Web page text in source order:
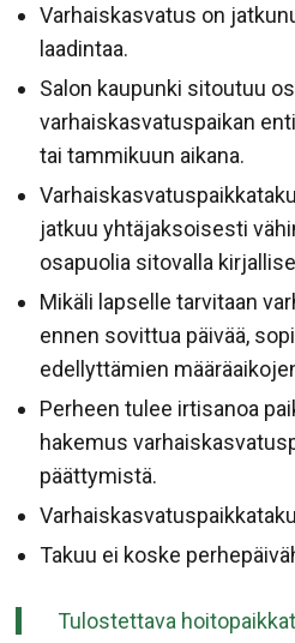
Varhaiskasvatus on
laadintaa.
Salon kaupunki sitoutuu
varhaiskasvatuspaikan
tai tammikuun aikana.
jatkuu yhtäjaksoisesti
osapuolia sitovalla
Mikäli lapselle tarvitaan
ennen sovittua päivää,
edellyttämien
Perheen tulee irtisanoa
hakemus
päättymistä.
Takuu ei koske
Tulostettava